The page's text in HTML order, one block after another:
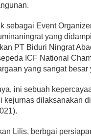
sebagai Event
yang
PT Biduri Ningrat
ICF National
yang sangat
ini sebuah
kejurnas dilaksanakan
Lilis, berbgai